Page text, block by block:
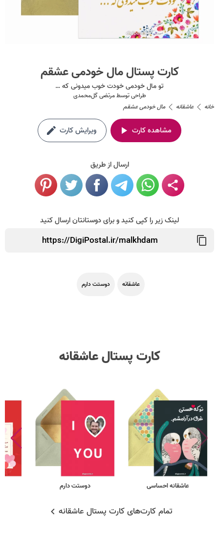
کارت پستال مال خودمی عشقم
تو مال خودمی خودت خوب میدونی که …
طراحی توسطمرتضی گل‌محمدی
خانه
عاشقانه مال خودمی عشقم
مشاهده کارت ویرایش کارت
ارسال از طریق
لینک زیر را کپی کنید و برای دوستانتان ارسال کنید
عاشقانه دوستت دارم
کارت پستال عاشقانه
عاشقانه احساسی دوستت دارم
تمام کارت‌های کارت پستال عاشقانه